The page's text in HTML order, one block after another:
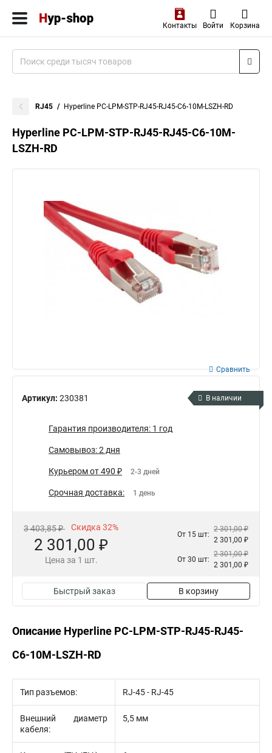
Контакты Войти Корзина
RJ45 Hyperline PC-LPM-STP-RJ45-RJ45-C6-10M-LSZH-RD
Hyperline PC-LPM-STP-RJ45-RJ45-C6-10M-
LSZH-RD
Артикул: 230381
Сравнить
В наличии
Гарантия производителя: 1 год
Самовывоз: 2 дня
Курьером от 490 ₽ 2-3 дней
Срочная доставка: 1 день
3 403,85 ₽ Скидка 32%
2 301,00 ₽
Цена за 1 шт.
От 15 шт:
2 301,00 ₽
2 301,00 ₽
От 30 шт:
2 301,00 ₽
2 301,00 ₽
Быстрый заказ В корзину
Описание Hyperline PC-LPM-STP-RJ45-RJ45-
C6-10M-LSZH-RD
Тип разъемов: RJ-45 - RJ-45
Внешний диаметр
кабеля:
5,5 мм